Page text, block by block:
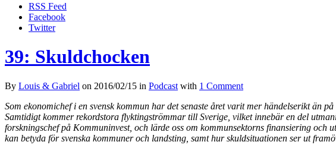
RSS Feed
Facebook
Twitter
39: Skuldchocken
By Louis & Gabriel on 2016/02/15 in Podcast with 1 Comment
Som ekonomichef i en svensk kommun har det senaste året varit mer händelserikt än
Samtidigt kommer rekordstora flyktingströmmar till Sverige, vilket innebär en del
forskningschef på Kommuninvest, och lärde oss om kommunsektorns finansiering
kan betyda för svenska kommuner och landsting, samt hur skuldsituationen ser ut